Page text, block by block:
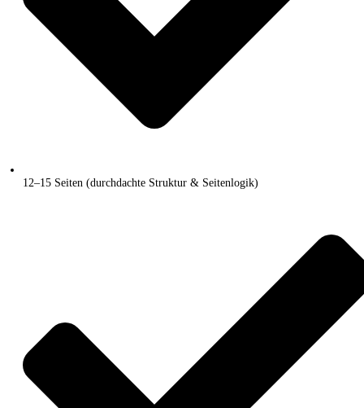
12–15 Seiten (durchdachte Struktur & Seitenlogik)